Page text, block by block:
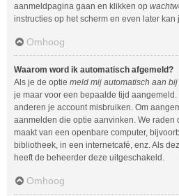
aanmeldpagina gaan en klikken op
instructies op het scherm en even later
Omhoog
Waarom word ik automatisch afgemeld?
Als je de optie meld mij automatisch aan
je maar voor een bepaalde tijd
anderen je account misbruiken. Om
aanmelden die optie aanvinken. We raden
maakt van een openbare computer,
bibliotheek, in een internetcafé, enz. Als
heeft de beheerder deze uitgeschakeld.
Omhoog